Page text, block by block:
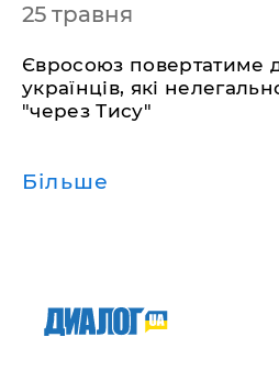
25 травня
​Євросоюз повертатиме
українців, які
"через Тису"
Більше